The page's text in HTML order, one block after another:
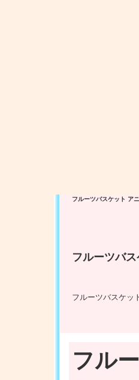
フルーツバスケット ア
フルーツバ
フルーツバスケッ
フル